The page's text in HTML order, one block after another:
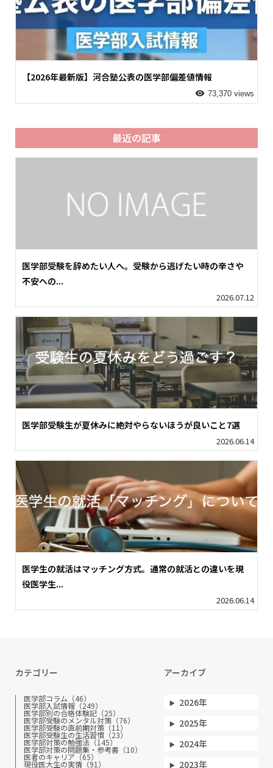
【2026年最新版】河合塾公表の医学部偏差値情報
73,370 views
最近の記事
医学部受験を辞めたい人へ。受験から逃げたい時の辛さや
不安への...
2026.07.12
医学部受験生が夏休みに絶対やらないほうが良いこと7選
2026.06.14
医学生の就活はマッチング方式。通常の就活との違いを現
役医学生...
2026.06.14
カテゴリー
医学部コラム（46）
医学部入試情報（249）
医学部別の合格体験記（25）
医学部受験のメンタル対策（76）
医学部受験の直前期対策（11）
医学部受験生の生活習慣（23）
医学部対策の勉強法（145）
医学部対策の問題集・参考書（10）
医者のキャリア（65）
現役医大生の実情（91）
アーカイブ
2026年
2025年
2024年
2023年